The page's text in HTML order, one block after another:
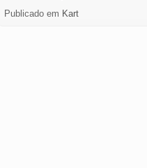
Publicado em Kart